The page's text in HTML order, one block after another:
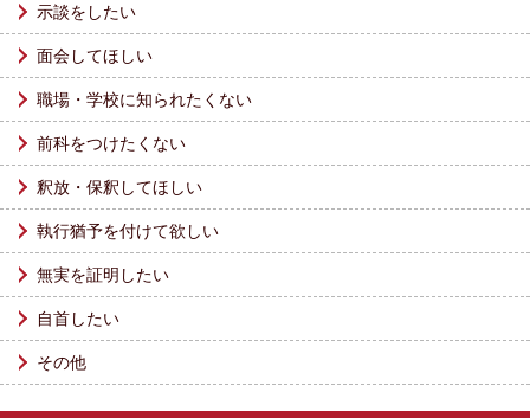
示談をしたい
面会してほしい
職場・学校に知られたくない
前科をつけたくない
釈放・保釈してほしい
執行猶予を付けて欲しい
無実を証明したい
自首したい
その他